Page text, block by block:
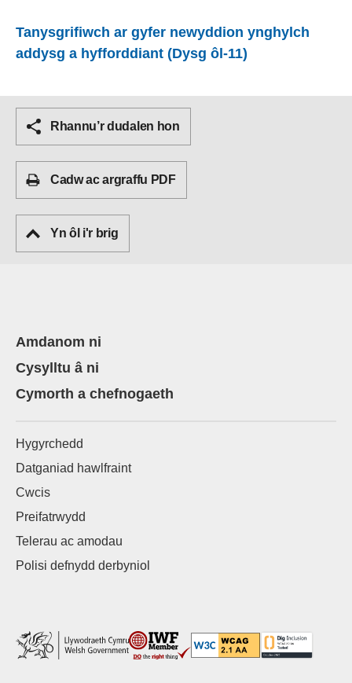
Tanysgrifiwch ar gyfer newyddion ynghylch
addysg a hyfforddiant (Dysg ôl-11)
Rhannu’r dudalen hon
Cadw ac argraffu PDF
Yn ôl i'r brig
Amdanom ni
Cysylltu â ni
Cymorth a chefnogaeth
Hygyrchedd
Datganiad hawlfraint
Cwcis
Preifatrwydd
Telerau ac amodau
Polisi defnydd derbyniol